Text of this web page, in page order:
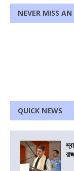
NEVER MISS
QUICK NEWS